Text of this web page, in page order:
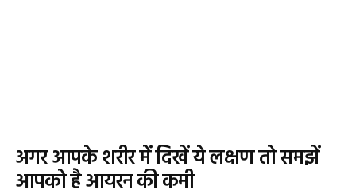
अगर आपके शरीर में दिखें ये लक्षण तो समझें
आपको है आयरन की कमी